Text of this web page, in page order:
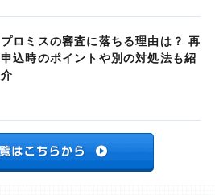
プロミスの審査に落ちる理由は？ 再
申込時のポイントや別の対処法も紹
介